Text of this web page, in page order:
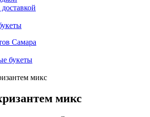
Самара
букеты
микс
микс